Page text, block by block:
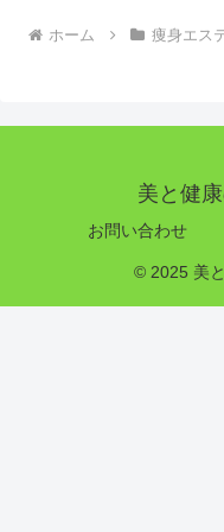
ホーム 痩身エス
美と健
お問い合わせ
© 2025 美